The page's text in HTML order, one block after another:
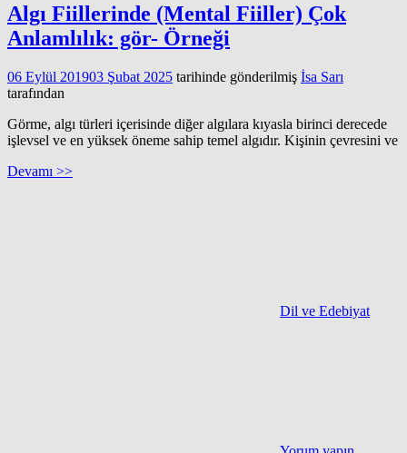
Algı Fiillerinde (Mental Fiiller) Çok
Anlamlılık: gör- Örneği
06 Eylül 201903 Şubat 2025 tarihinde gönderilmiş İsa Sarı
tarafından
Görme, algı türleri içerisinde diğer algılara kıyasla birinci derecede
işlevsel ve en yüksek öneme sahip temel algıdır. Kişinin çevresini ve
Devamı >>
Dil ve Edebiyat